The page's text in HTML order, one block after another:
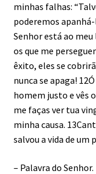
minhas falhas:
poderemos
Senhor está ao
os que me
êxito, eles se
nunca se apaga!
homem justo e vês
me faças ver tua
minha causa.
salvou a vida de um
– Palavra do Senhor.